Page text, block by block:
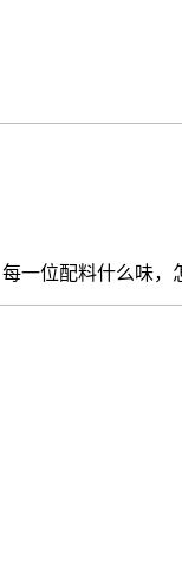
一位配料什么味